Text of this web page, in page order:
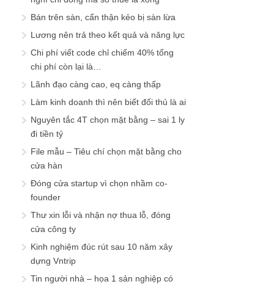
Bán trên sàn, cẩn thận kẻo bị sàn lừa
Lương nên trả theo kết quả và năng lực
Chi phí viết code chỉ chiếm 40% tổng
chi phí còn lại là…
Lãnh đạo càng cao, eq càng thấp
Làm kinh doanh thì nên biết đối thủ là ai
Nguyên tắc 4T chọn mặt bằng – sai 1 ly
đi tiền tỷ
File mẫu – Tiêu chí chọn mặt bằng cho
cửa hàn
Đóng cửa startup vì chọn nhầm co-
founder
Thư xin lỗi và nhận nợ thua lỗ, đóng
cửa công ty
Kinh nghiệm đúc rút sau 10 năm xây
dựng Vntrip
Tin người nhà – họa 1 sản nghiệp có